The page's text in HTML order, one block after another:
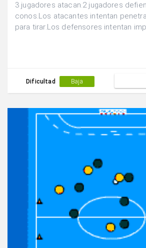
3 jugadores atacan.2 jugadores
conos.Los atacantes intentan
para tirar.Los defensores intentan
Dificultad Baja